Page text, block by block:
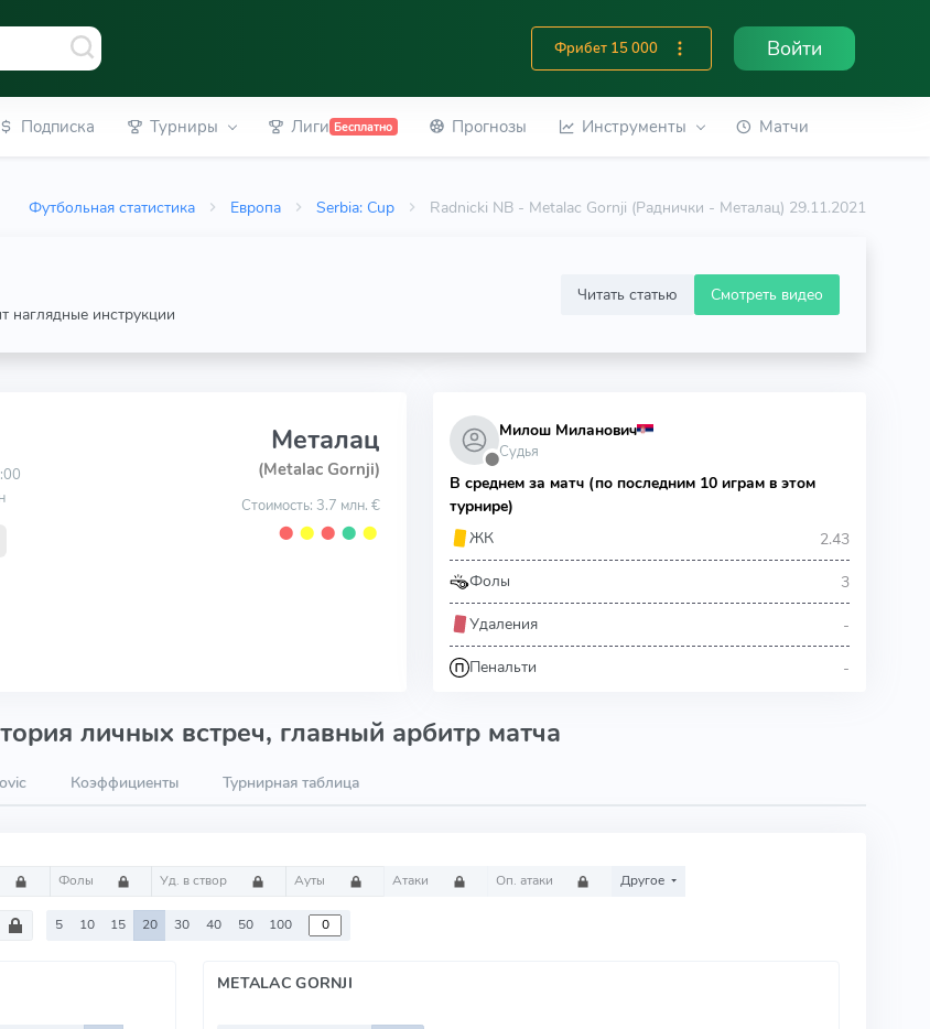
Фрибет 15 000 Войти
Подписка Турниры Лиги Бесплатно Прогнозы Инструменты Матчи
Футбольная статистика Европа Serbia: Cup Radnicki NB - Metalac Gornji (Раднички - Металац) 29.11.2021
наглядные инструкции
Читать статью Смотреть видео
Металац
(Metalac Gornji)
Стоимость: 3.7 млн. €
⬤ ⬤ ⬤ ⬤ ⬤
⬤
Милош Миланович
Судья
В среднем за матч (по последним 10 играм в этом
турнире)
ЖК
2.43
Фолы 3
Удаления -
Пенальти -
личных встреч, главный арбитр матча
Коэффициенты Турнирная таблица
Фолы Уд. в створ Ауты Атаки Оп. атаки Другое
5 10 15 20 30 40 50 100
METALAC GORNJI